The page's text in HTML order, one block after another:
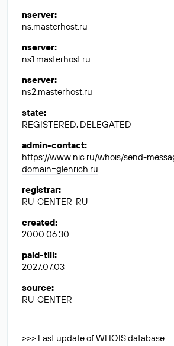
nserver:
ns.masterhost.ru
nserver:
ns1.masterhost.ru
nserver:
ns2.masterhost.ru
state:
REGISTERED, DELEGATED
admin-contact:
https://www.nic.ru/whois/send-
domain=glenrich.ru
registrar:
RU-CENTER-RU
created:
2000.06.30
paid-till:
2027.07.03
source:
RU-CENTER
>>> Last update of WHOIS database: